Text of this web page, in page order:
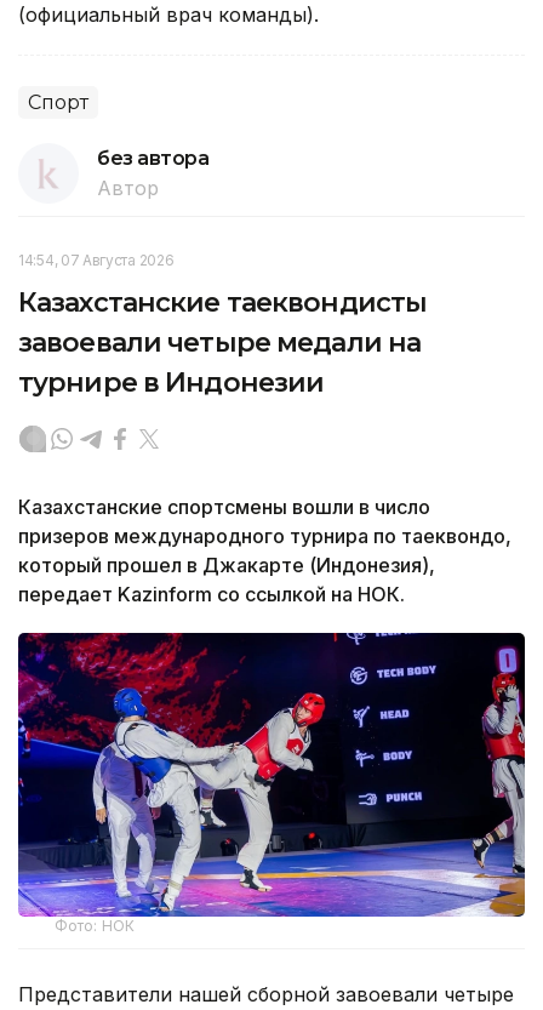
(официальный врач команды).
Спорт
без автора
Автор
14:54, 07 Августа 2026
Казахстанские таеквондисты
завоевали четыре медали на
турнире в Индонезии
Казахстанские спортсмены вошли в число
призеров международного турнира по таеквондо,
который прошел в Джакарте (Индонезия),
передает Kazinform со ссылкой на НОК.
Фото: НОК
Представители нашей сборной завоевали четыре